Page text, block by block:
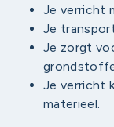
Je verricht
Je
Je zorgt
Je verricht
materieel.